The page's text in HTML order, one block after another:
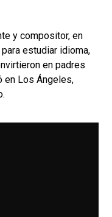
y compositor, en
estudiar idioma,
en padres
en Los Ángeles,